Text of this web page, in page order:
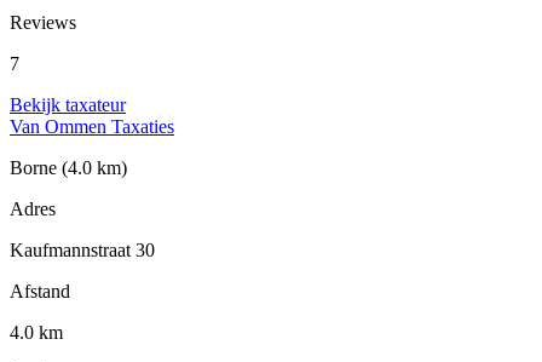
Reviews
7
Bekijk taxateur
Van Ommen Taxaties
Borne (4.0 km)
Adres
Kaufmannstraat 30
Afstand
4.0 km